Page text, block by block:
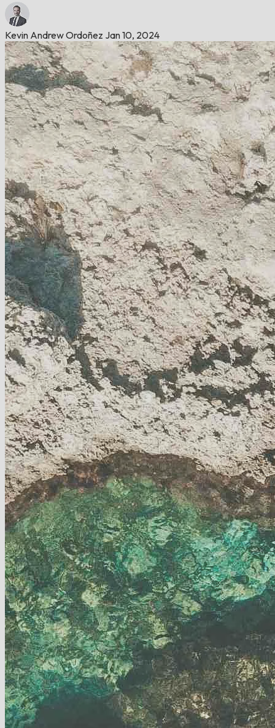
Kevin Andrew Ordoñez Jan 10, 2024